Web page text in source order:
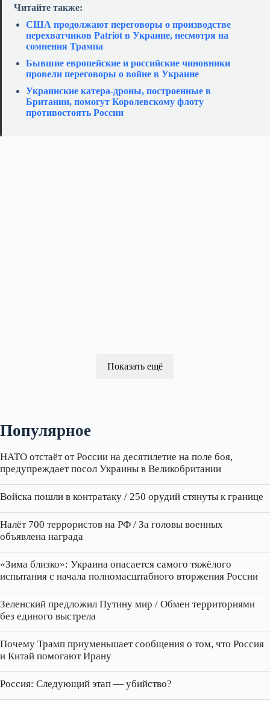
Читайте также:
США продолжают переговоры о производстве
перехватчиков Patriot в Украине, несмотря на
сомнения Трампа
Бывшие европейские и российские чиновники
провели переговоры о войне в Украине
Украинские катера‑дроны, построенные в
Британии, помогут Королевскому флоту
противостоять России
Показать ещё
Популярное
НАТО отстаёт от России на десятилетие на поле боя,
предупреждает посол Украины в Великобритании
Войска пошли в контратаку / 250 орудий стянуты к границе
Налёт 700 террористов на РФ / За головы военных
объявлена награда
«Зима близко»: Украина опасается самого тяжёлого
испытания с начала полномасштабного вторжения России
Зеленский предложил Путину мир / Обмен территориями
без единого выстрела
Почему Трамп приуменьшает сообщения о том, что Россия
и Китай помогают Ирану
Россия: Следующий этап — убийство?